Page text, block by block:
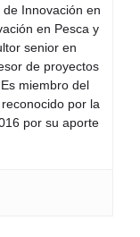
Innovación en
en Pesca y
senior en
de proyectos
miembro del
por la
por su aporte